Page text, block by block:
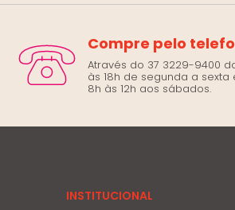
Compre pelo
Através do 37 3229-9400
às 18h de segunda a sexta
8h às 12h aos sábados.
INSTITUCIONAL